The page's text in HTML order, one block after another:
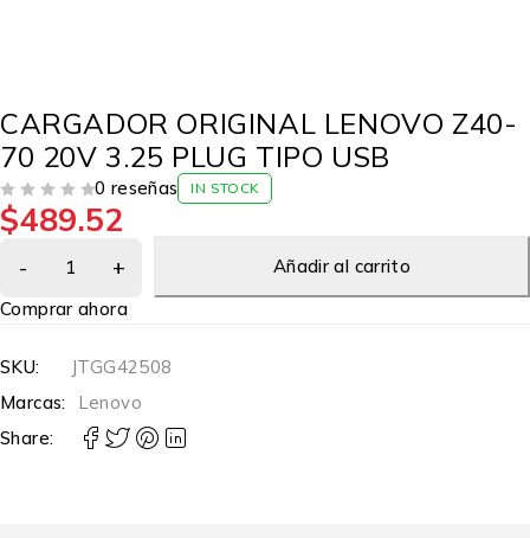
CARGADOR ORIGINAL LENOVO Z40-
70 20V 3.25 PLUG TIPO USB
0 reseñas IN STOCK
$489.52
Añadir al carrito
Comprar ahora
SKU:
JTGG42508
Marcas:
Lenovo
Share: